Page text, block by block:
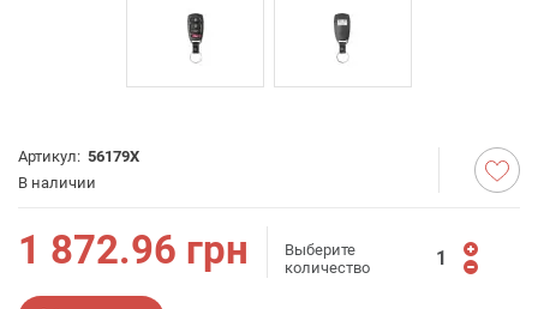
Артикул: 56179X
В наличии
1 872.96 грн
Выберите
количество